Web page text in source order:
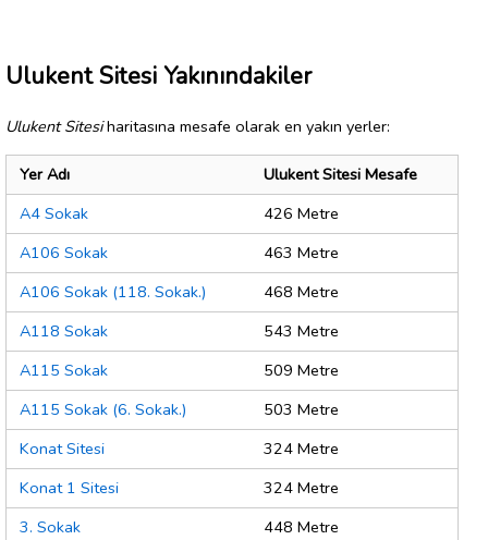
Ulukent Sitesi Yakınındakiler
Ulukent Sitesiharitasına mesafe olarak en yakın yerler:
Yer Adı
Ulukent Sitesi Mesafe
A4 Sokak
426 Metre
A106 Sokak
463 Metre
A106 Sokak (118. Sokak.)
468 Metre
A118 Sokak
543 Metre
A115 Sokak
509 Metre
A115 Sokak (6. Sokak.)
503 Metre
Konat Sitesi
324 Metre
Konat 1 Sitesi
324 Metre
3. Sokak
448 Metre